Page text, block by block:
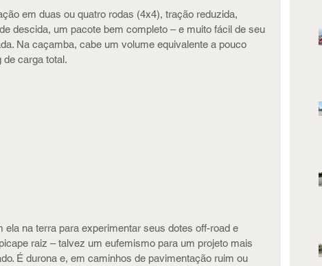
em duas ou quatro rodas (4x4), tração reduzida,
descida, um pacote bem completo – e muito fácil de seu
Na caçamba, cabe um volume equivalente a pouco
de carga total.
ela na terra para experimentar seus dotes off-road e
raiz – talvez um eufemismo para um projeto mais
É durona e, em caminhos de pavimentação ruim ou